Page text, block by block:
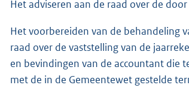
Het adviseren aan de raad over de
Het voorbereiden van de behandeling
raad over de vaststelling van de
en bevindingen van de accountant die
met de in de Gemeentewet gestelde